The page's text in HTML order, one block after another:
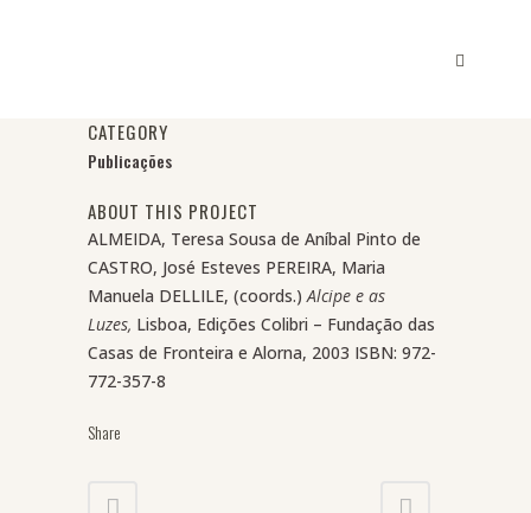
CATEGORY
Publicações
ABOUT THIS PROJECT
ALMEIDA, Teresa Sousa de Aníbal Pinto de
CASTRO, José Esteves PEREIRA, Maria
Manuela DELLILE, (coords.)Alcipe e as
Luzes, Lisboa, Edições Colibri – Fundação das
Casas de Fronteira e Alorna, 2003 ISBN: 972-
772-357-8
Share